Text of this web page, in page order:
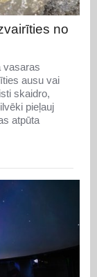
no
vasaras
ausu vai
skaidro,
pieļauj
atpūta